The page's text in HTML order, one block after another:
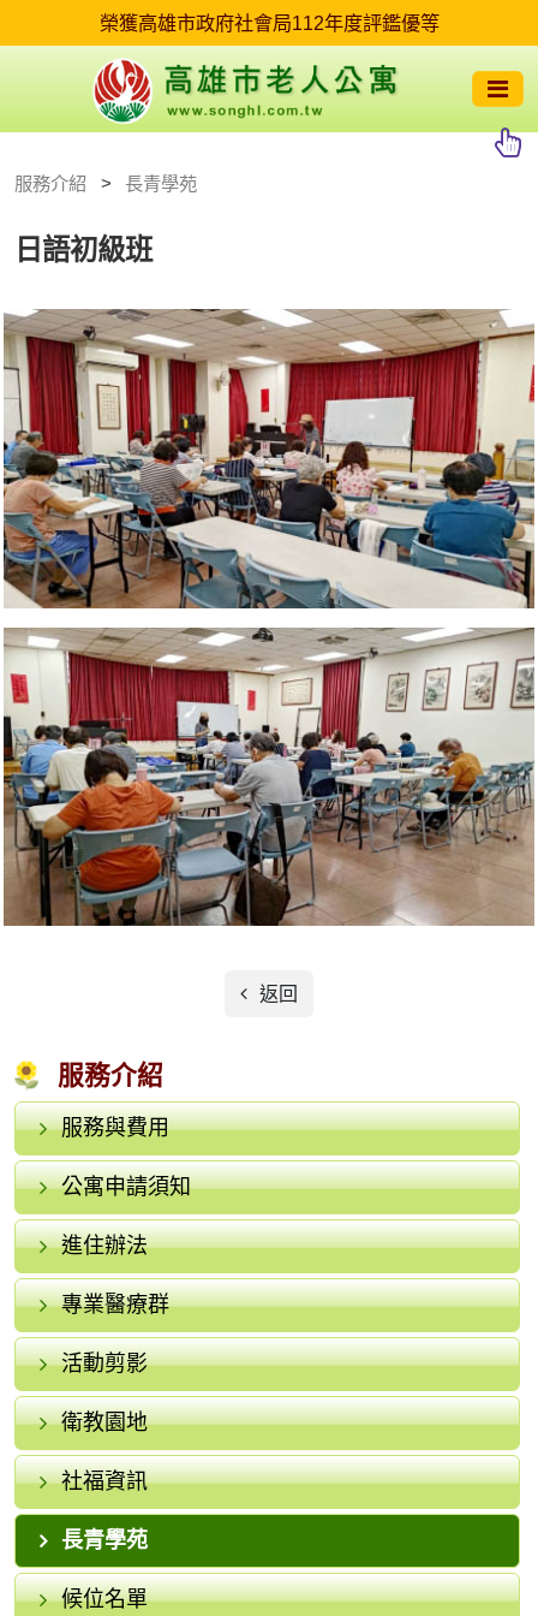
服務介紹 長青學苑
日語初級班
返回
服務介紹
服務與費用
公寓申請須知
進住辦法
專業醫療群
活動剪影
衛教園地
社福資訊
長青學苑
候位名單